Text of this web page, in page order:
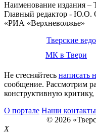
Наименование издания
Главный редактор - Ю.О.
«РИА «Верхневолжье»
Тверские
МК в Твери
Не стесняйтесь написать
сообщение. Рассмотрим
конструктивную критику,
О портале Наши контакты
© 2026
X